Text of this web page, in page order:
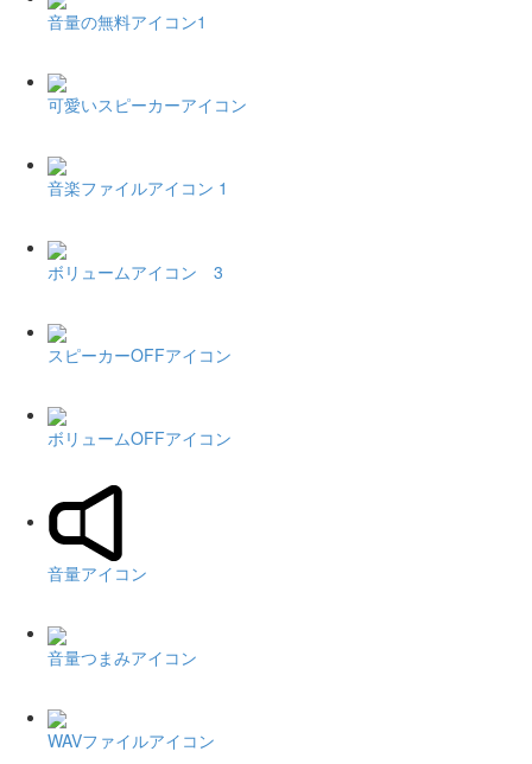
音量の無料アイコン1
可愛いスピーカーアイコン
音楽ファイルアイコン 1
ボリュームアイコン 3
スピーカーOFFアイコン
ボリュームOFFアイコン
音量アイコン
音量つまみアイコン
WAVファイルアイコン